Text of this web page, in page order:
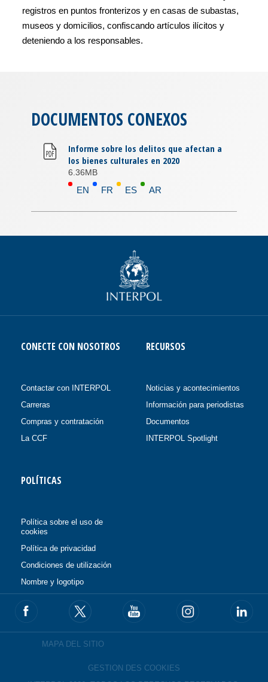
registros en puntos fronterizos y en casas de subastas,
museos y domicilios, confiscando artículos ilícitos y
deteniendo a los responsables.
DOCUMENTOS CONEXOS
Informe sobre los delitos que afectan a
los bienes culturales en 2020
6.36MB
EN FR ES AR
CONECTE CON NOSOTROS
Contactar con INTERPOL
Carreras
Compras y contratación
La CCF
RECURSOS
Noticias y acontecimientos
Información para periodistas
Documentos
INTERPOL Spotlight
POLÍTICAS
Política sobre el uso de
cookies
Política de privacidad
Condiciones de utilización
Nombre y logotipo
MAPA DEL SITIO
GESTION DES COOKIES